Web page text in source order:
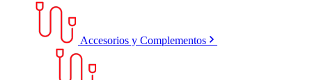
Accesorios y Complementos